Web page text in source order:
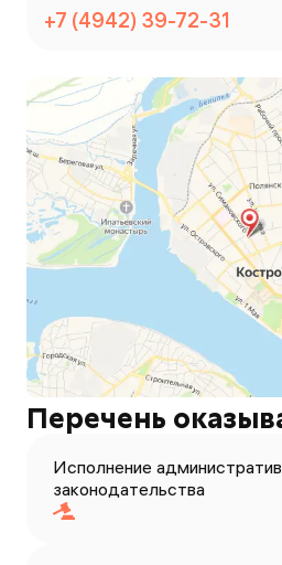
+7 (4942) 39-72-31
Перечень
Исполнение
законодательства